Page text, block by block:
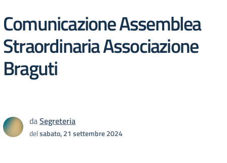
Comunicazione Assemblea
Straordinaria Associazione
Braguti
daSegreteria
delsabato, 21 settembre 2024